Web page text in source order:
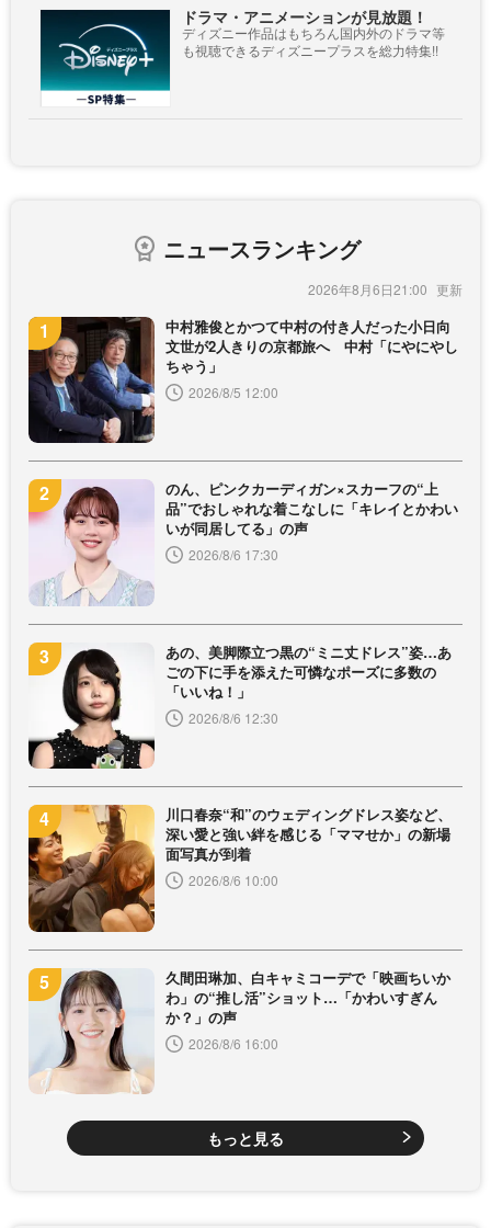
ドラマ・アニメーションが見放題！
ディズニー作品はもちろん国内外のドラマ等
も視聴できるディズニープラスを総力特集!!
ニュースランキング
2026年8月6日21:00
中村雅俊とかつて中村の付き人だった小日向
文世が2人きりの京都旅へ 中村「にやにやし
ちゃう」
2026/8/5 12:00
のん、ピンクカーディガン×スカーフの“上
品”でおしゃれな着こなしに「キレイとかわい
いが同居してる」の声
2026/8/6 17:30
あの、美脚際立つ黒の“ミニ丈ドレス”姿…あ
ごの下に手を添えた可憐なポーズに多数の
「いいね！」
2026/8/6 12:30
川口春奈“和”のウェディングドレス姿など、
深い愛と強い絆を感じる「ママせか」の新場
面写真が到着
2026/8/6 10:00
久間田琳加、白キャミコーデで「映画ちいか
わ」の“推し活”ショット…「かわいすぎん
か？」の声
2026/8/6 16:00
もっと見る